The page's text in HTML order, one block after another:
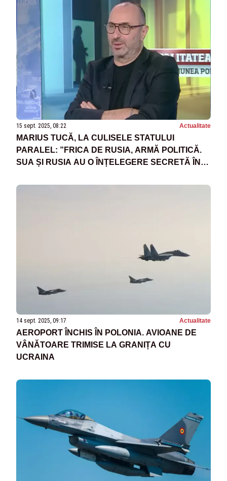
15 sept. 2025, 08:22 Actualitate
MARIUS TUCĂ, LA CULISELE STATULUI
PARALEL: ”FRICA DE RUSIA, ARMĂ POLITICĂ.
SUA ȘI RUSIA AU O ÎNȚELEGERE SECRETĂ ÎN
14 sept. 2025, 09:17 Actualitate
AEROPORT ÎNCHIS ÎN POLONIA. AVIOANE DE
VÂNĂTOARE TRIMISE LA GRANIȚA CU
UCRAINA